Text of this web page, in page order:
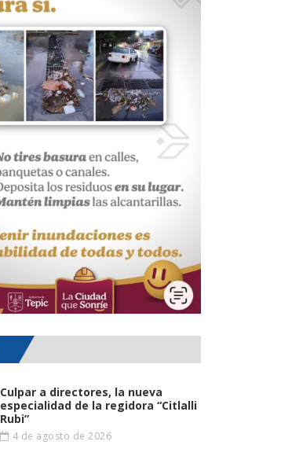
Culpar a directores, la nueva
especialidad de la regidora “Citlalli
Rubi”
4 de agosto de 2026